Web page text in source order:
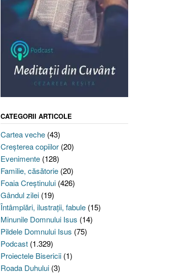
CATEGORII ARTICOLE
Cartea veche(43)
Creşterea copiilor(20)
Evenimente(128)
Familie, căsătorie(20)
Foaia Creştinului(426)
Gândul zilei(19)
Întâmplări, ilustraţii, fabule(15)
Minunile Domnului Isus (14)
Pildele Domnului Isus (75)
Podcast(1.329)
Proiectele Bisericii(1)
Roada Duhului(3)